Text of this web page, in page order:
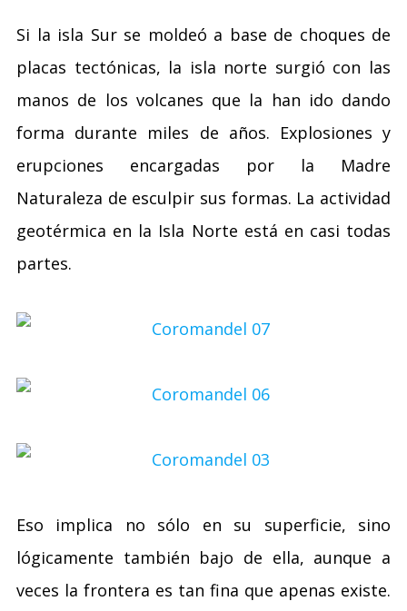
Si la isla Sur se moldeó a base de choques de
placas tectónicas, la isla norte surgió con las
manos de los volcanes que la han ido dando
forma durante miles de años. Explosiones y
erupciones encargadas por la Madre
Naturaleza de esculpir sus formas. La actividad
geotérmica en la Isla Norte está en casi todas
partes.
Eso implica no sólo en su superficie, sino
lógicamente también bajo de ella, aunque a
veces la frontera es tan fina que apenas existe.